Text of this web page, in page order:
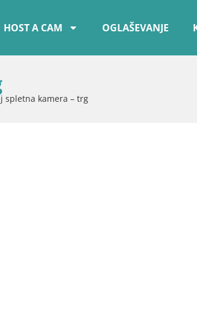
HOST A CAM OGLAŠEVANJE
spletna kamera – trg